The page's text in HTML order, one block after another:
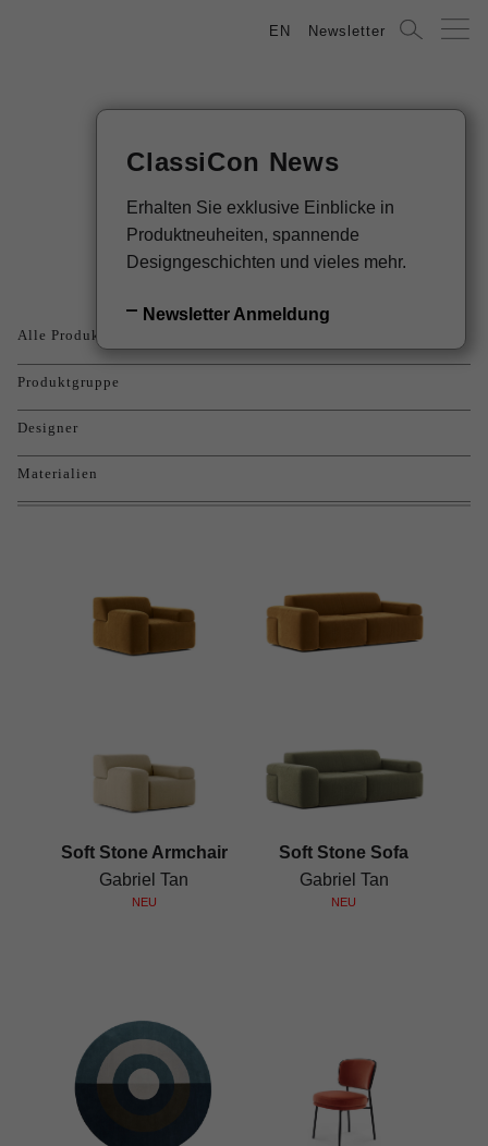
EN Newsletter
Produkte
Alle Produkte
Produktgruppe
Designer
Materialien
Soft Stone Armchair
Gabriel Tan
NEU
Soft Stone Sofa
Gabriel Tan
NEU
ClassiCon News
Erhalten Sie exklusive Einblicke in
Produktneuheiten, spannende
Designgeschichten und vieles mehr.
Newsletter Anmeldung